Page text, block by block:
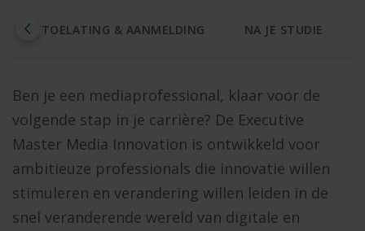
TOELATING & AANMELDING NA JE STUDIE
Ben je een mediaprofessional, klaar voor de
volgende stap in je carrière? De Executive
Master Media Innovation is ontwikkeld voor
ambitieuze professionals die innovatie willen
stimuleren en verandering willen leiden in de
snel veranderende wereld van digitale en